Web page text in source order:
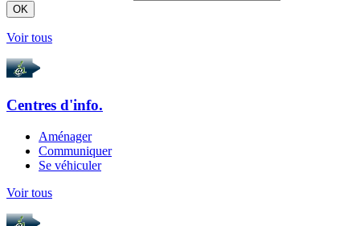
OK
Voir tous
Centres d'info.
Aménager
Communiquer
Se véhiculer
Voir tous